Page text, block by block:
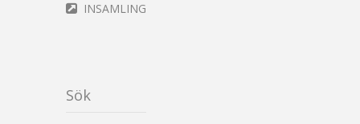
INSAMLING
Sök